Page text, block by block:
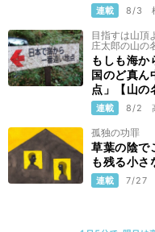
連載 8/3
目指すは山頂
庄太郎の山の
もしも海か
国のど真ん
点」【山の
連載 8/2
孤独の功罪
草葉の陰で
も残る小さ
連載 7/27